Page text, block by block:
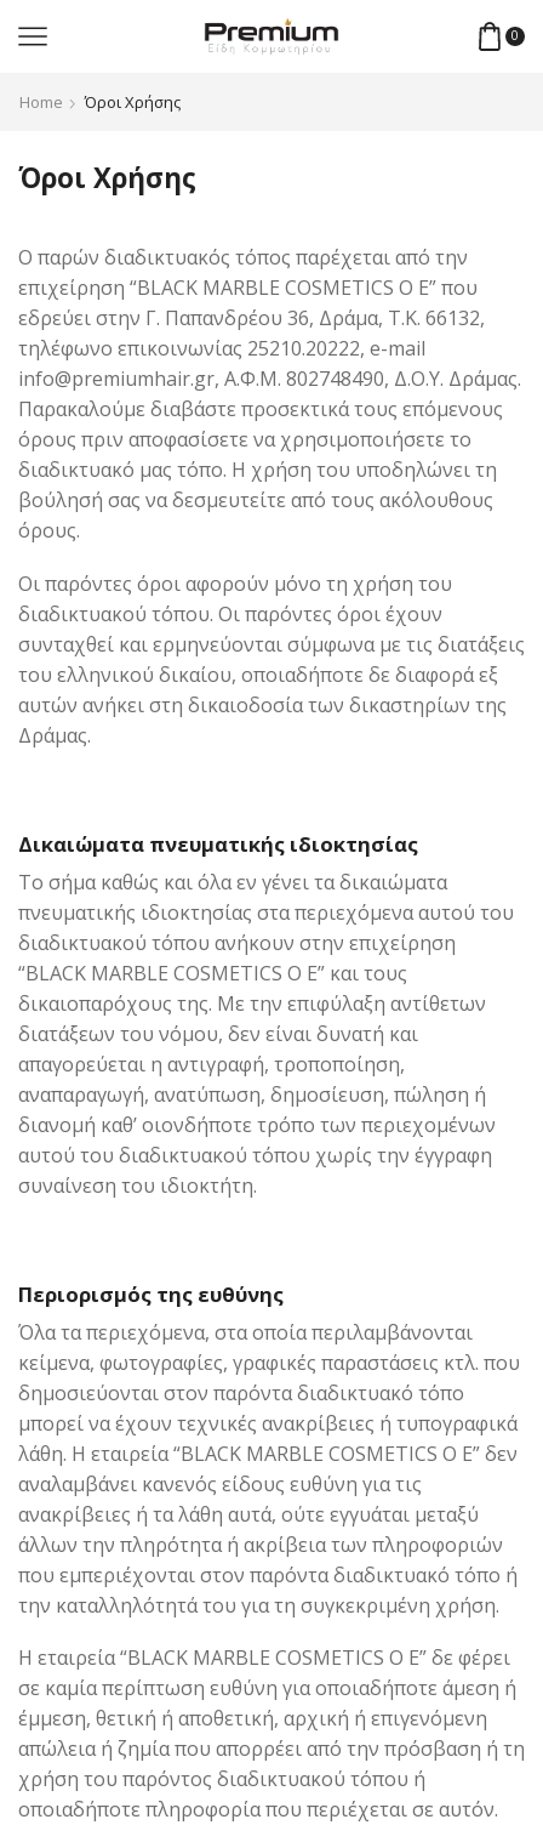
0
Home Όροι Χρήσης
Όροι Χρήσης
Ο παρών διαδικτυακός τόπος παρέχεται από την
επιχείρηση “BLACK MARBLE COSMETICS Ο Ε” που
εδρεύει στην Γ. Παπανδρέου 36, Δράμα, Τ.Κ. 66132,
τηλέφωνο επικοινωνίας 25210.20222, e-mail
info@premiumhair.gr, Α.Φ.Μ. 802748490, Δ.Ο.Υ. Δράμας.
Παρακαλούμε διαβάστε προσεκτικά τους επόμενους
όρους πριν αποφασίσετε να χρησιμοποιήσετε το
διαδικτυακό μας τόπο. Η χρήση του υποδηλώνει τη
βούλησή σας να δεσμευτείτε από τους ακόλουθους
όρους.
Οι παρόντες όροι αφορούν μόνο τη χρήση του
διαδικτυακού τόπου. Οι παρόντες όροι έχουν
συνταχθεί και ερμηνεύονται σύμφωνα με τις διατάξεις
του ελληνικού δικαίου, οποιαδήποτε δε διαφορά εξ
αυτών ανήκει στη δικαιοδοσία των δικαστηρίων της
Δράμας.
Δικαιώματα πνευματικής ιδιοκτησίας
Το σήμα καθώς και όλα εν γένει τα δικαιώματα
πνευματικής ιδιοκτησίας στα περιεχόμενα αυτού του
διαδικτυακού τόπου ανήκουν στην επιχείρηση
“BLACK MARBLE COSMETICS Ο Ε” και τους
δικαιοπαρόχους της. Με την επιφύλαξη αντίθετων
διατάξεων του νόμου, δεν είναι δυνατή και
απαγορεύεται η αντιγραφή, τροποποίηση,
αναπαραγωγή, ανατύπωση, δημοσίευση, πώληση ή
διανομή καθ’ οιονδήποτε τρόπο των περιεχομένων
αυτού του διαδικτυακού τόπου χωρίς την έγγραφη
συναίνεση του ιδιοκτήτη.
Περιορισμός της ευθύνης
Όλα τα περιεχόμενα, στα οποία περιλαμβάνονται
κείμενα, φωτογραφίες, γραφικές παραστάσεις κτλ. που
δημοσιεύονται στον παρόντα διαδικτυακό τόπο
μπορεί να έχουν τεχνικές ανακρίβειες ή τυπογραφικά
λάθη. Η εταιρεία “BLACK MARBLE COSMETICS Ο Ε” δεν
αναλαμβάνει κανενός είδους ευθύνη για τις
ανακρίβειες ή τα λάθη αυτά, ούτε εγγυάται μεταξύ
άλλων την πληρότητα ή ακρίβεια των πληροφοριών
που εμπεριέχονται στον παρόντα διαδικτυακό τόπο ή
την καταλληλότητά του για τη συγκεκριμένη χρήση.
Η εταιρεία “BLACK MARBLE COSMETICS Ο Ε” δε φέρει
σε καμία περίπτωση ευθύνη για οποιαδήποτε άμεση ή
έμμεση, θετική ή αποθετική, αρχική ή επιγενόμενη
απώλεια ή ζημία που απορρέει από την πρόσβαση ή τη
χρήση του παρόντος διαδικτυακού τόπου ή
οποιαδήποτε πληροφορία που περιέχεται σε αυτόν.